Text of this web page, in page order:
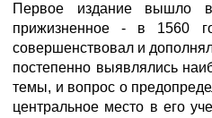
Первое издание вышло
прижизненное - в 1560
совершенствовал и
постепенно выявлялись
темы, и вопрос о
центральное место в его